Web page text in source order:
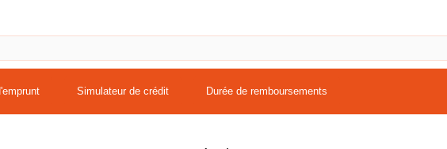
Simulateur de crédit Durée de remboursements